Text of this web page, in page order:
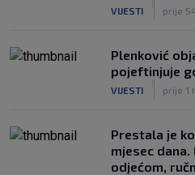
VIJESTI prije
Plenković
pojeftinjuje
VIJESTI prije 1
Prestala je
mjesec
odjećom,